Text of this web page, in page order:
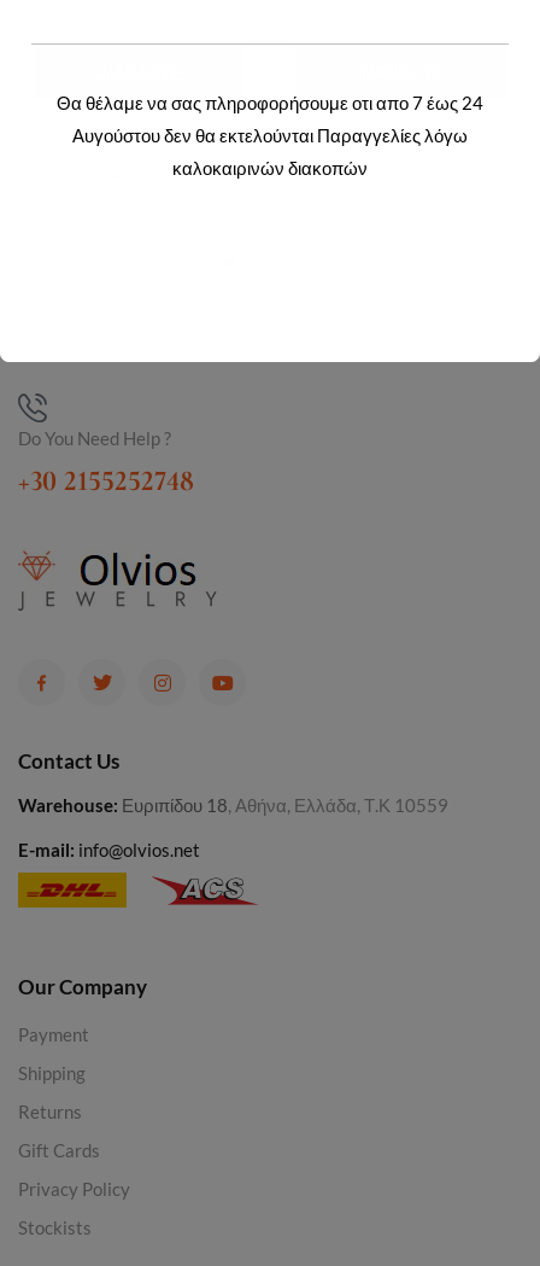
ΠΕΡΙΣΣΌΤΕΡΑ
Login to view prices ΠΕΡΙΣΣΌΤΕΡΑ
Login to view prices
K25-0100Z
Do You Need Help ?
+30 2155252748
Contact Us
Warehouse: Ευριπίδου 18, Αθήνα, Ελλάδα, Τ.Κ 10559
E-mail: info@olvios.net
Our Company
Payment
Shipping
Returns
Gift Cards
Privacy Policy
Stockists
Θα θέλαμε να σας πληροφορήσουμε οτι απο 7 έως 24
Αυγούστου δεν θα εκτελούνται Παραγγελίες λόγω
καλοκαιρινών διακοπών